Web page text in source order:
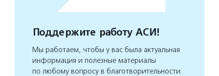
Поддержите работу АСИ!
Мы работаем, чтобы у вас была актуальная
информация и полезные материалы
по любому вопросу в благотворительности.